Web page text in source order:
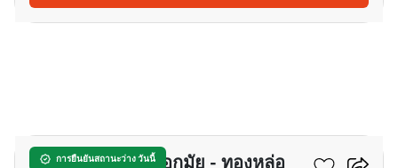
การยืนยันสถานะว่าง วันนี้
เดอะ แคปปิตอล เอกมัย - ทองหล่อ